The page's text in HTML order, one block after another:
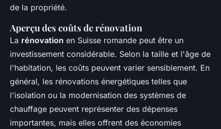
de la propriété.
Aperçu des coûts de rénovation
La rénovation en Suisse romande peut être un
investissement considérable. Selon la taille et l'âge de
l'habitation, les coûts peuvent varier sensiblement. En
général, les rénovations énergétiques telles que
l'isolation ou la modernisation des systèmes de
chauffage peuvent représenter des dépenses
importantes, mais elles offrent des économies